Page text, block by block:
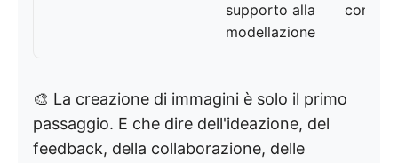
supporto alla
modellazione
con
🎨 La creazione di immagini è solo il primo
passaggio. E che dire dell'ideazione, del
feedback, della collaborazione, delle